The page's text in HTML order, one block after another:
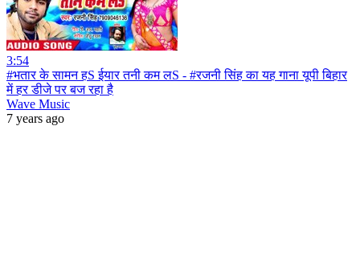
3:54
#भतार के सामन हS ईयार तनी कम लS - #रजनी सिंह का यह गाना यूपी बिहार
में हर डीजे पर बज रहा है
Wave Music
7 years ago